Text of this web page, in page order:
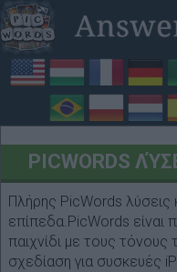
PICWORDS
Πλήρης PicWords λύσεις
επίπεδα.PicWords είναι
παιχνίδι με τους
σχεδίαση για συσκευές